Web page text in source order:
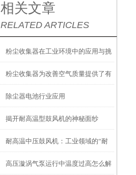
相关文章
RELATED ARTICLES
粉尘收集器在工业环境中的应用与挑
战
粉尘收集器为改善空气质量提供了有
效的解决方案
除尘器电池行业应用
揭开耐高温型鼓风机的神秘面纱
耐高温中压鼓风机：工业领域的“耐
热勇士”
高压漩涡气泵运行中温度过高怎么解